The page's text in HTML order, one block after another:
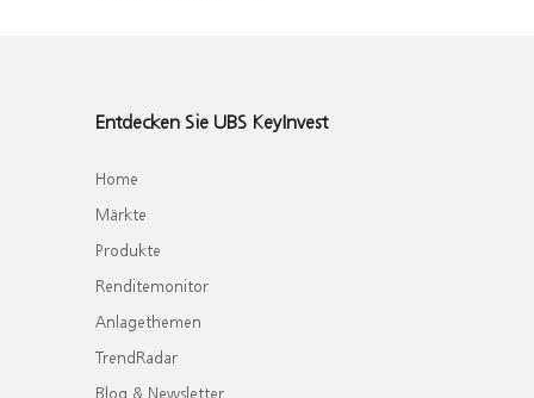
Entdecken Sie UBS KeyInvest
Home
Märkte
Produkte
Renditemonitor
Anlagethemen
TrendRadar
Blog & Newsletter